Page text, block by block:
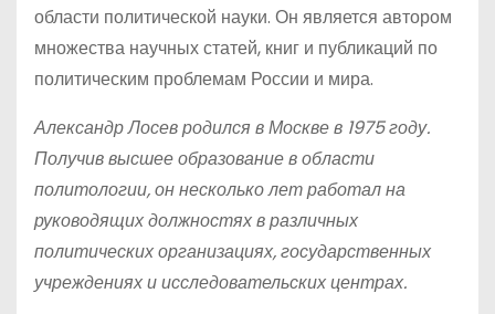
области политической науки. Он является автором
множества научных статей, книг и публикаций по
политическим проблемам России и мира.
Александр Лосев родился в Москве в 1975 году.
Получив высшее образование в области
политологии, он несколько лет работал на
руководящих должностях в различных
политических организациях, государственных
учреждениях и исследовательских центрах.